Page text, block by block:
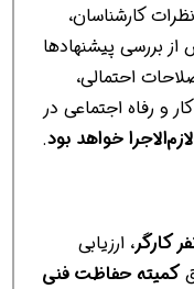
کارشناسان،
بررسی پیشنهادها
احتمالی،
و رفاه اجتماعی در
.
، ارزیابی
کمیته حفاظت فنی